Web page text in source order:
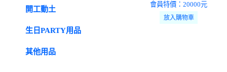
開工動土
生日PARTY用品
其他用品
會員特價：20000元